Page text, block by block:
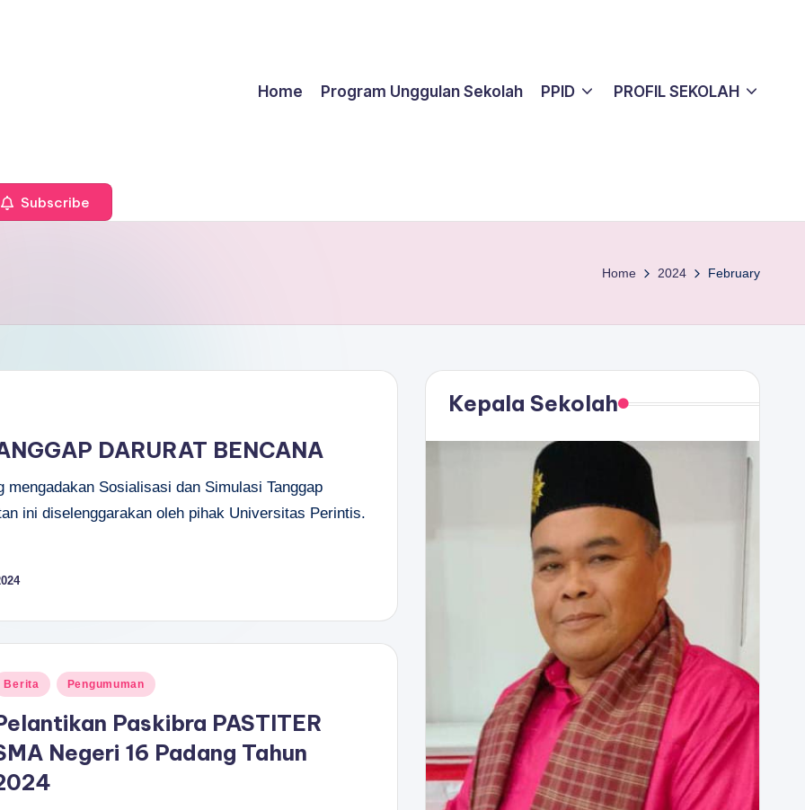
Home Program Unggulan Sekolah PPID PROFIL SEKOLAH
Subscribe
Home 2024 February
DARURAT BENCANA
Sosialisasi dan Simulasi Tanggap
ini diselenggarakan oleh pihak Universitas Perintis.
Berita Pengumuman
Paskibra PASTITER
Negeri 16 Padang Tahun
Kepala Sekolah